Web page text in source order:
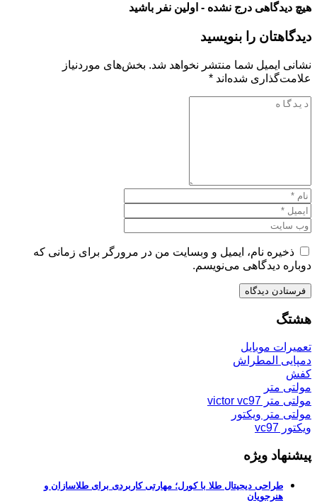
هیچ دیدگاهی درج نشده - اولین نفر باشید
دیدگاهتان را بنویسید
نشانی ایمیل شما منتشر نخواهد شد. بخش‌های موردنیاز
علامت‌گذاری شده‌اند *
ذخیره نام، ایمیل و وبسایت من در مرورگر برای زمانی که
دوباره دیدگاهی می‌نویسم.
هشتگ
تعمیرات موبایل
دمپایی المطراش
کفش
مولتی متر
مولتی متر victor vc97
مولتی متر ویکتور
ویکتور vc97
پیشنهاد ویژه
طراحی دیجیتال طلا با کورل؛ مهارتی کاربردی برای طلاسازان و
هنرجویان